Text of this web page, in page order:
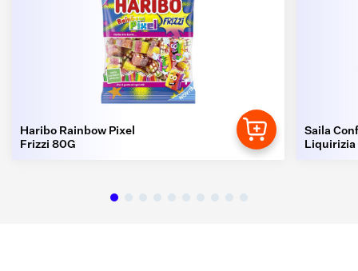
Haribo Rainbow Pixel
Frizzi 80G
Saila
Liquirizia